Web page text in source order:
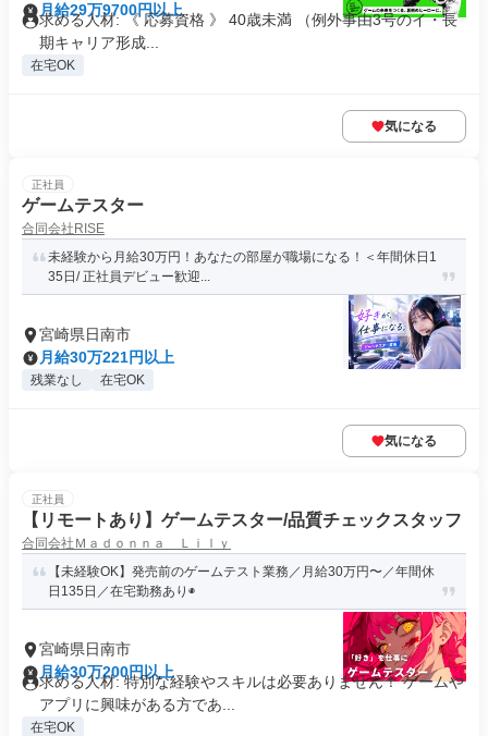
月給29万9700円以上
求める人材: 《 応募資格 》 40歳未満 （例外事由3号のイ・長
期キャリア形成...
在宅OK
気になる
正社員
ゲームテスター
合同会社RISE
未経験から月給30万円！あなたの部屋が職場になる！＜年間休日1
35日/ 正社員デビュー歓迎...
宮崎県日南市
月給30万221円以上
残業なし 在宅OK
気になる
正社員
【リモートあり】ゲームテスター/品質チェックスタッフ
合同会社Ｍａｄｏｎｎａ Ｌｉｌｙ
【未経験OK】発売前のゲームテスト業務／月給30万円〜／年間休
日135日／在宅勤務あり◉
宮崎県日南市
月給30万200円以上
求める人材: 特別な経験やスキルは必要ありません！ ゲームや
アプリに興味がある方であ...
在宅OK